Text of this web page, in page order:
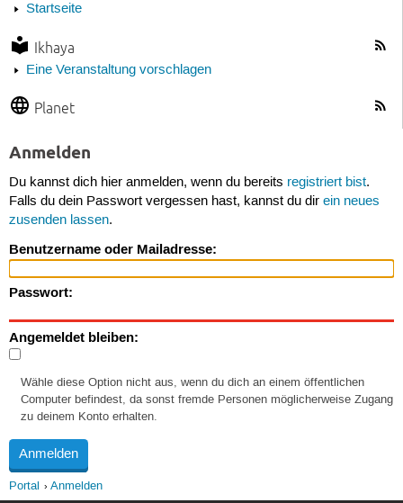
Startseite
Ikhaya
Eine Veranstaltung vorschlagen
Planet
Anmelden
Du kannst dich hier anmelden, wenn du bereits registriert bist.
Falls du dein Passwort vergessen hast, kannst du dir ein neues
zusenden lassen.
Benutzername oder Mailadresse:
Passwort:
Angemeldet bleiben:
Wähle diese Option nicht aus, wenn du dich an einem öffentlichen
Computer befindest, da sonst fremde Personen möglicherweise Zugang
zu deinem Konto erhalten.
Portal Anmelden